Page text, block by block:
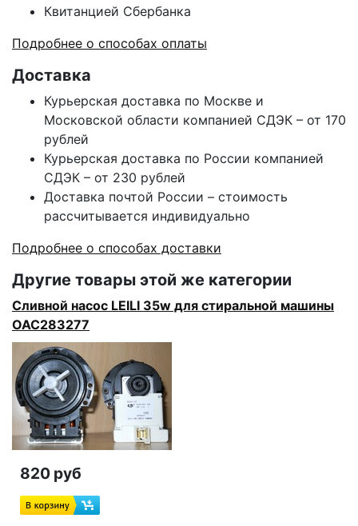
Квитанцией Сбербанка
Подробнее о способах оплаты
Доставка
Курьерская доставка по Москве и
Московской области компанией СДЭК – от 170
рублей
Курьерская доставка по России компанией
СДЭК – от 230 рублей
Доставка почтой России – стоимость
рассчитывается индивидуально
Подробнее о способах доставки
Другие товары этой же категории
Сливной насос LEILI 35w для стиральной машины
OAC283277
820 руб